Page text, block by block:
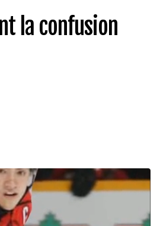
la confusion